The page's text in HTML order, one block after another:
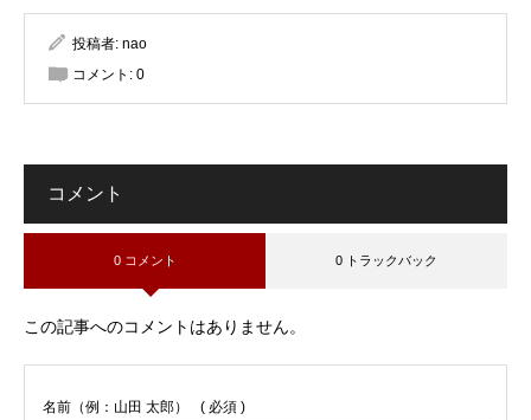
投稿者: nao
コメント: 0
コメント
0 コメント 0 トラックバック
この記事へのコメントはありません。
名前（例：山田 太郎） ( 必須 )